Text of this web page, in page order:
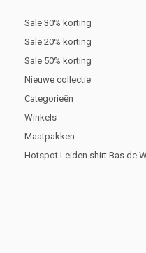
Sale 30% korting
Sale 20% korting
Sale 50% korting
Nieuwe collectie
Categorieën
Winkels
Maatpakken
Hotspot Leiden shirt Bas de